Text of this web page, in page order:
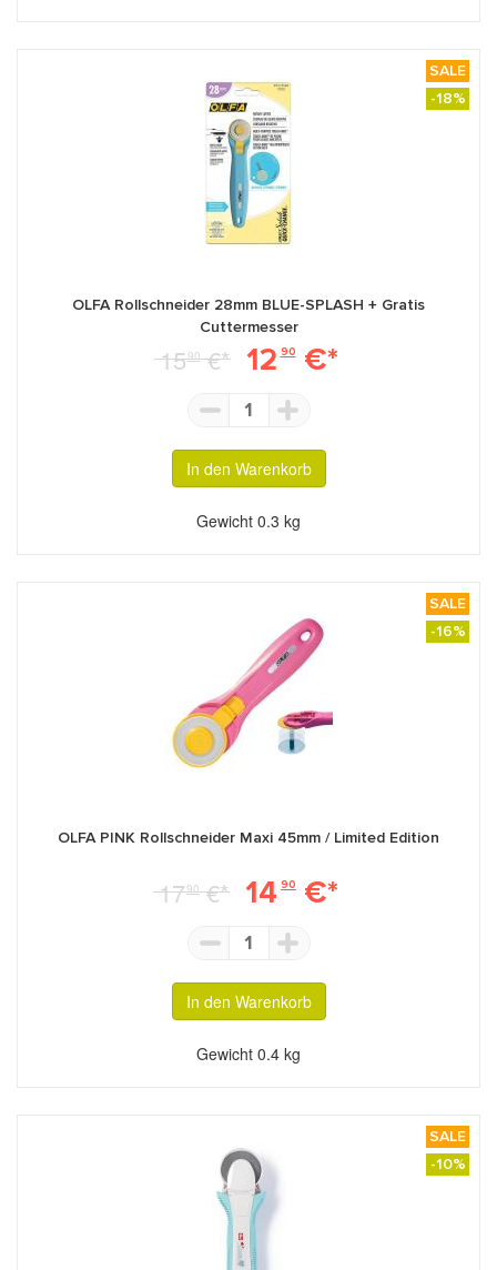
SALE
-18%
OLFA Rollschneider 28mm BLUE-SPLASH + Gratis
Cuttermesser
1590€* 12 90€*
1
In den Warenkorb
Gewicht 0.3 kg
SALE
-16%
OLFA PINK Rollschneider Maxi 45mm / Limited Edition
1790€* 14 90 €*
1
In den Warenkorb
Gewicht 0.4 kg
SALE
-10%